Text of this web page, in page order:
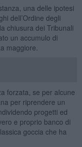
una delle ipotesi
dell’Ordine degli
chiusura dei Tribunali
un accumulo di
maggiore.
forzata, se per alcune
per riprendere un
progetti ed
e proprio banco di
goccia che ha